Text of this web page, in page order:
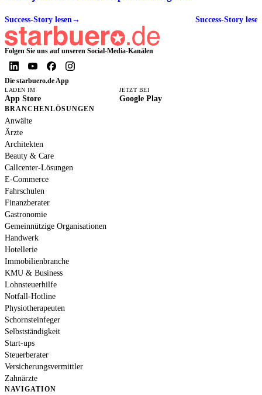
durch den Service von starbuero.de.«
Success-Story lesen→ Success-Story
Folgen Sie uns auf unseren Social-Media-Kanälen
Die starbuero.de App
LADEN IM
App Store
JETZT BEI
Google Play
BRANCHENLÖSUNGEN
Anwälte
Ärzte
Architekten
Beauty & Care
Callcenter-Lösungen
E-Commerce
Fahrschulen
Finanzberater
Gastronomie
Gemeinnützige Organisationen
Handwerk
Hotellerie
Immobilienbranche
KMU & Business
Lohnsteuerhilfe
Notfall-Hotline
Physiotherapeuten
Schornsteinfeger
Selbstständigkeit
Start-ups
Steuerberater
Versicherungsvermittler
Zahnärzte
NAVIGATION